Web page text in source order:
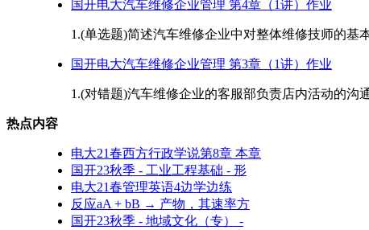
国开电大汽车维修企业管理 第4章（1讲）作业
1.(单选题)简述汽车维修企业中对整体维修技师的基
国开电大汽车维修企业管理 第3章（1讲）作业
1.(对错题)汽车维修企业的客服部负责店内活动的沟
热点内容
电大21春西方行政学说第8章 本章
国开23秋季 - 工业工程基础 - 形
电大21春管理英语4边学边练
反应aA + bB → 产物，其速率方
国开23秋季 - 地域文化（专） -